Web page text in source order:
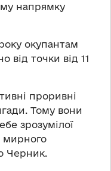
напрямку
окупантам
від точки від 11
проривні
Тому вони
зрозумілої
мирного
Черник.